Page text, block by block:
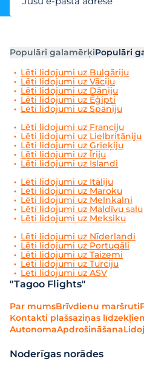
Populāri galamērķiPopulāri
Lēti lidojumi uz Bulgāriju
Lēti lidojumi uz Vāciju
Lēti lidojumi uz Dāniju
Lēti lidojumi uz Ēģipti
Lēti lidojumi uz Spāniju
Lēti lidojumi uz Franciju
Lēti lidojumi uz Lielbritāniju
Lēti lidojumi uz Grieķiju
Lēti lidojumi uz Īriju
Lēti lidojumi uz Islandi
Lēti lidojumi uz Itāliju
Lēti lidojumi uz Maroku
Lēti lidojumi uz Melnkalni
Lēti lidojumi uz Maldīvu salu
Lēti lidojumi uz Meksiku
Lēti lidojumi uz Nīderlandi
Lēti lidojumi uz Portugāli
Lēti lidojumi uz Taizemi
Lēti lidojumi uz Turciju
Lēti lidojumi uz ASV
"Tagoo Flights"
Par mumsBrīvdienu maršruti
Kontakti plašsaziņas
AutonomaApdrošināšana
Noderīgas norādes